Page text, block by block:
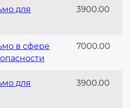
для
3900.00
в сфере
7000.00
для
3900.00